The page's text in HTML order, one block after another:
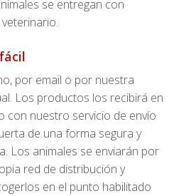
se entregan con
por email o por nuestra
Los productos los recibirá en
con nuestro servicio de envío
de una forma segura y
Los animales se enviarán por
red de distribución y
en el punto habilitado